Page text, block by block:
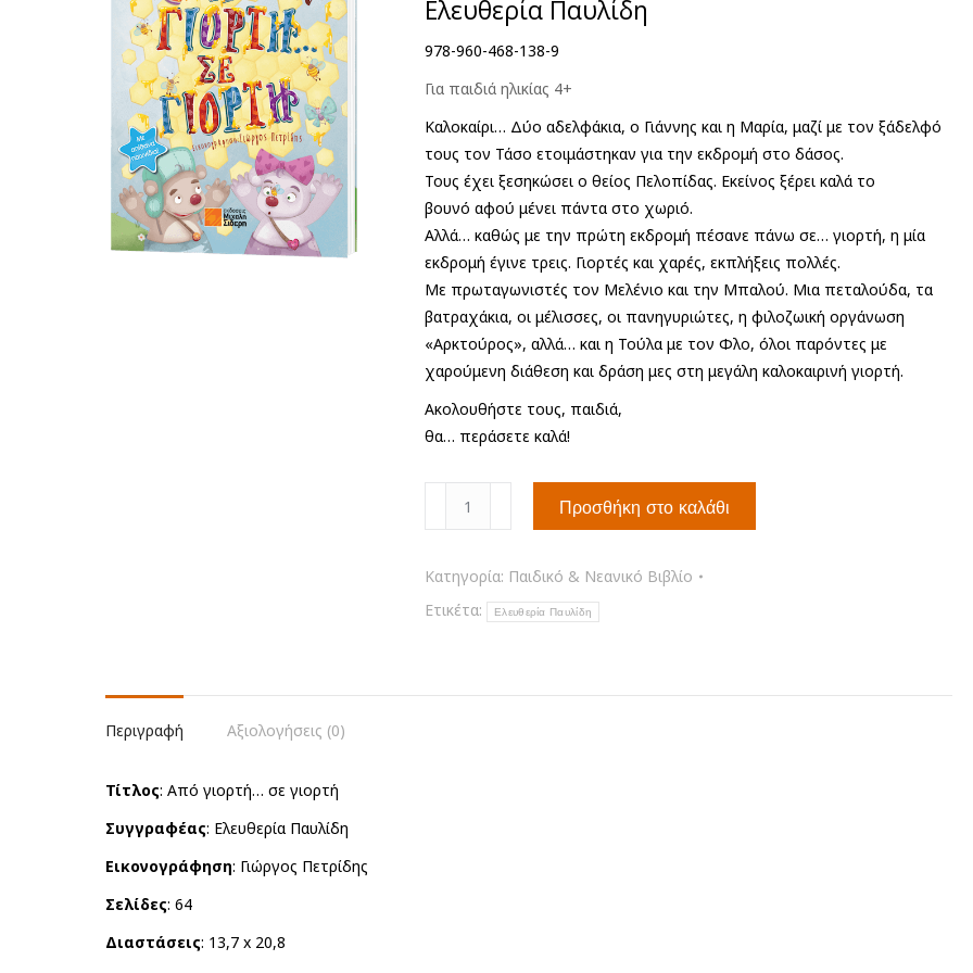
Ελευθερία Παυλίδη
978-960-468-138-9
Για παιδιά ηλικίας 4+
Καλοκαίρι… Δύο αδελφάκια, ο Γιάννης και η Μαρία, μαζί με τον ξάδελφό
τους τον Τάσο ετοιμάστηκαν για την εκδρομή στο δάσος.
Τους έχει ξεσηκώσει ο θείος Πελοπίδας. Εκείνος ξέρει καλά το
βουνό αφού μένει πάντα στο χωριό.
Αλλά… καθώς με την πρώτη εκδρομή πέσανε πάνω σε… γιορτή, η μία
εκδρομή έγινε τρεις. Γιορτές και χαρές, εκπλήξεις πολλές.
Με πρωταγωνιστές τον Μελένιο και την Μπαλού. Μια πεταλούδα, τα
βατραχάκια, οι μέλισσες, οι πανηγυριώτες, η φιλοζωική οργάνωση
«Αρκτούρος», αλλά… και η Τούλα με τον Φλο, όλοι παρόντες με
χαρούμενη διάθεση και δράση μες στη μεγάλη καλοκαιρινή γιορτή.
Ακολουθήστε τους, παιδιά,
θα… περάσετε καλά!
γιορτή
ποσότητα
Προσθήκη στο καλάθι
Κατηγορία: Παιδικό & Νεανικό Βιβλίο
Ετικέτα:
Ελευθερία Παυλίδη
Περιγραφή Αξιολογήσεις (0)
Τίτλος: Από γιορτή… σε γιορτή
Συγγραφέας: Ελευθερία Παυλίδη
Εικονογράφηση: Γιώργος Πετρίδης
Σελίδες: 64
Διαστάσεις: 13,7 x 20,8